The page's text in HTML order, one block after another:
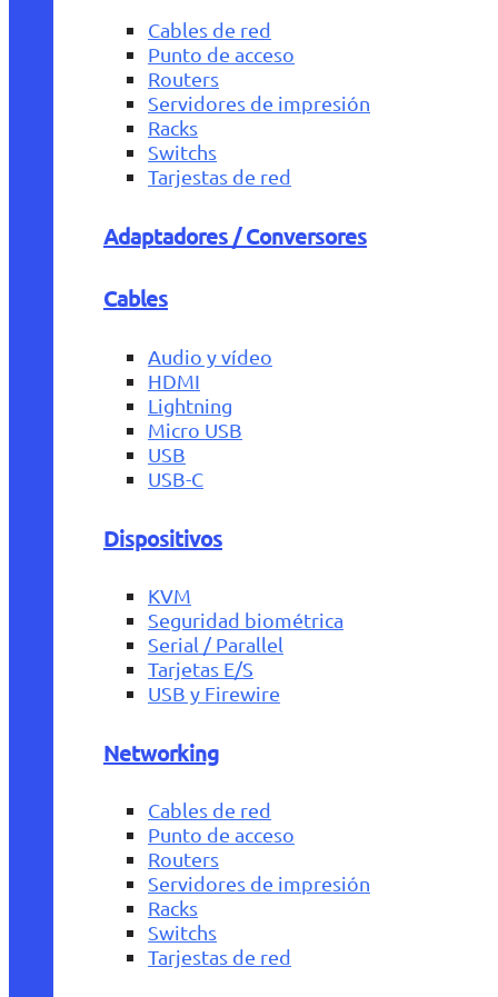
Cables de red
Punto de acceso
Routers
Servidores de impresión
Racks
Switchs
Tarjestas de red
Adaptadores / Conversores
Cables
Audio y vídeo
HDMI
Lightning
Micro USB
USB
USB-C
Dispositivos
KVM
Seguridad biométrica
Serial / Parallel
Tarjetas E/S
USB y Firewire
Networking
Cables de red
Punto de acceso
Routers
Servidores de impresión
Racks
Switchs
Tarjestas de red